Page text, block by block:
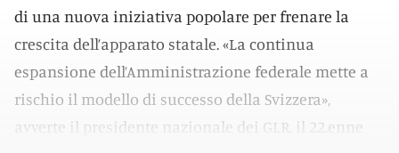
di una nuova iniziativa popolare per frenare la
crescita dell’apparato statale. «La continua
espansione dell’Amministrazione federale mette a
rischio il modello di successo della Svizzera»,
avverte il presidente nazionale dei GLR, il 22.enne